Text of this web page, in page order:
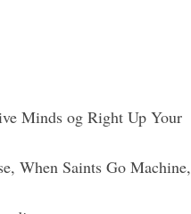
Minds og Right Up Your
When Saints Go Machine,